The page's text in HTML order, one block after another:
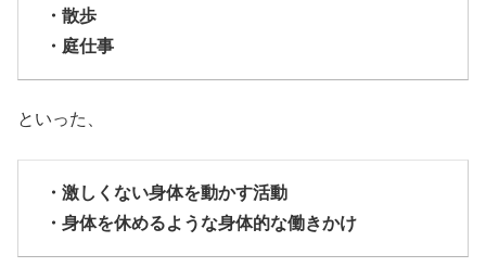
・散歩
・庭仕事
といった、
・激しくない身体を動かす活動
・身体を休めるような身体的な働きかけ